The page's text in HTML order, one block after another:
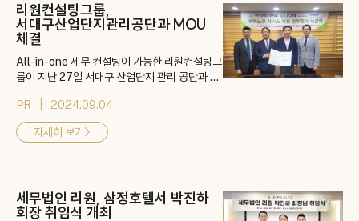
(ON L...
리원컨설팅그룹,
서대구산업단지관리공단과 MOU
체결
All-in-one 세무 컨설팅이 가능한 리원컨설팅그
룹이 지난 27일 서대구 산업단지 관리 공단과 M
리공단은 2016년 전국 최초로 산업단지 노후 공
단 재생 사업지구로 지정, 제조 중심 산업에서 탈
피해 물류, 서비스, 문화콘텐츠, 환경 IT 등 산업
꿈하고 있다. 리원컨설팅그룹이 서대구산업단지
PR 2024.09.04
자세히 보기>
세무법인 리원, 삼정호텔서 박진하
회장 취임식 개최